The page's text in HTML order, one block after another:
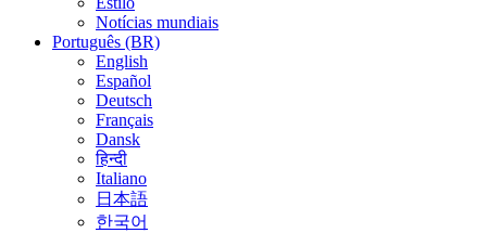
Notícias mundiais
Português (BR)
English
Español
Deutsch
Français
Dansk
हिन्दी
Italiano
日本語
한국어